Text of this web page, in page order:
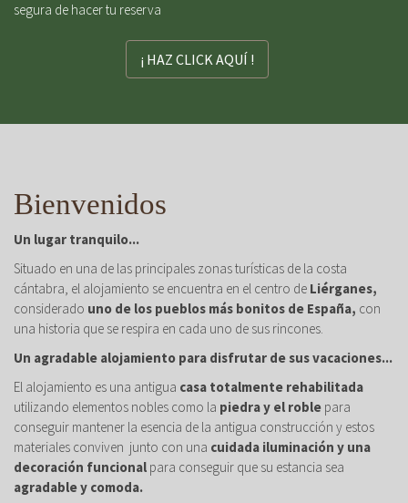
segura de hacer tu reserva
¡ HAZ CLICK AQUÍ !
Bienvenidos
Un lugar tranquilo...
Situado en una de las principales zonas turísticas de la costa
cántabra, el alojamiento se encuentra en el centro de Liérganes,
considerado uno de los pueblos más bonitos de España, con
una historia que se respira en cada uno de sus rincones.
Un agradable alojamiento para disfrutar de sus vacaciones...
El alojamiento es una antigua casa totalmente rehabilitada
utilizando elementos nobles como la piedra y el roble para
conseguir mantener la esencia de la antigua construcción y estos
materiales conviven junto con una cuidada iluminación y una
decoración funcional para conseguir que su estancia sea
agradable y comoda.